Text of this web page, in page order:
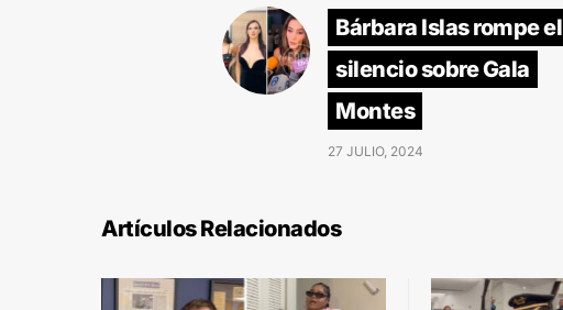
Bárbara Islas rompe el
silencio sobre Gala
Montes
27 JULIO, 2024
Artículos Relacionados